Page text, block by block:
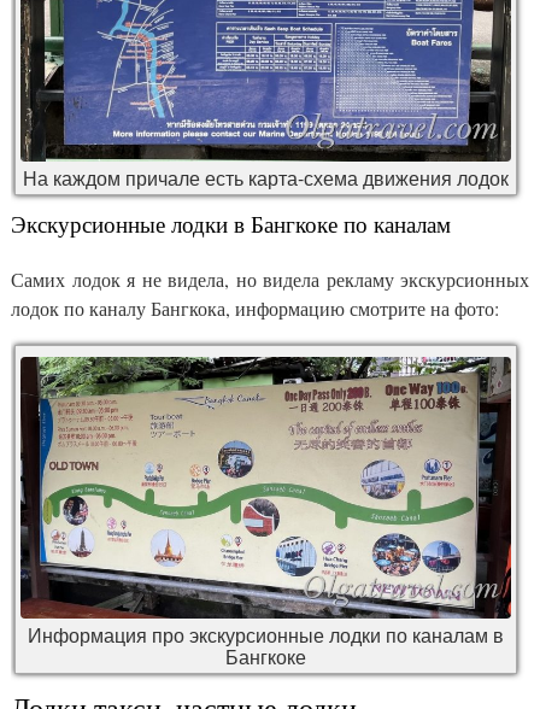
На каждом причале есть карта-схема движения лодок
Экскурсионные лодки в Бангкоке по каналам
Самих лодок я не видела, но видела рекламу экскурсионных
лодок по каналу Бангкока, информацию смотрите на фото:
Информация про экскурсионные лодки по каналам в
Бангкоке